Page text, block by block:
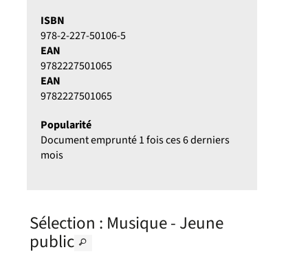
ISBN
978-2-227-50106-5
EAN
9782227501065
EAN
9782227501065
Popularité
Document emprunté 1 fois ces 6 derniers
mois
Sélection : Musique - Jeune
public